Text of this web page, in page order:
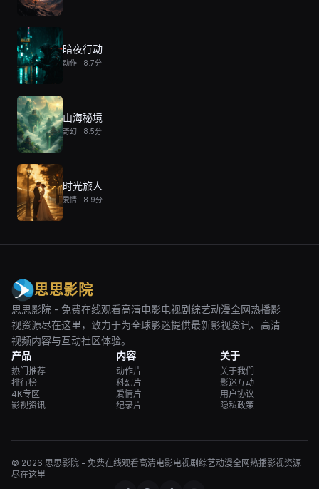
暗夜行动
动作 · 8.7分
山海秘境
奇幻 · 8.5分
时光旅人
爱情 · 8.9分
思思影院
思思影院 - 免费在线观看高清电影电视剧综艺动漫全网热播影
视资源尽在这里，致力于为全球影迷提供最新影视资讯、高清
视频内容与互动社区体验。
产品
热门推荐
排行榜
4K专区
影视资讯
内容
动作片
科幻片
爱情片
纪录片
关于
关于我们
影迷互动
用户协议
隐私政策
© 2026 思思影院 - 免费在线观看高清电影电视剧综艺动漫全网热播影视资源
尽在这里